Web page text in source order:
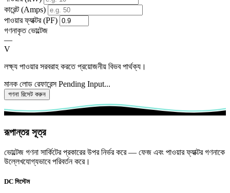
কারেন্ট (Amps)
পাওয়ার ফ্যাক্টর (PF)
গণনাকৃত ভোল্টেজ
—
V
লক্ষ্য পাওয়ার সরবরাহ করতে প্রয়োজনীয় বিভব পার্থক্য।
মানক লোড রেফারেন্স Pending Input...
গণনা রিসেট করুন
রূপান্তর সূত্র
ভোল্টেজ গণনা সার্কিটের প্রকারের উপর নির্ভর করে — ফেজ এবং পাওয়ার ফ্যাক্টর গণনাকে
উল্লেখযোগ্যভাবে পরিবর্তন করে।
DC সিস্টেম